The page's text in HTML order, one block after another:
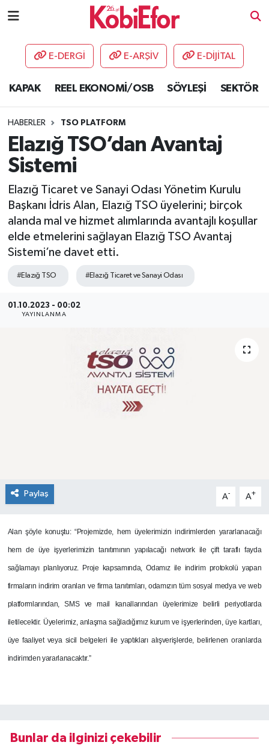
E-DERGİ E-ARŞİV E-DİJİTAL
KAPAK REEL EKONOMİ/OSB SÖYLEŞİ SEKTÖR
HABERLER TSO PLATFORM
Elazığ TSO’dan Avantaj
Sistemi
Elazığ Ticaret ve Sanayi Odası Yönetim Kurulu
Başkanı İdris Alan, Elazığ TSO üyelerini; birçok
alanda mal ve hizmet alımlarında avantajlı koşullar
elde etmelerini sağlayan Elazığ TSO Avantaj
Sistemi’ne davet etti.
#Elazığ TSO #Elazığ Ticaret ve Sanayi Odası
01.10.2023 - 00:02
YAYINLANMA
Paylaş A- A+
Alan şöyle konuştu: “Projemizde, hem üyelerimizin indirimlerden yararlanacağı
hem de üye işyerlerimizin tanıtımının yapılacağı network ile çift taraflı fayda
sağlamayı planlıyoruz. Proje kapsamında, Odamız ile indirim protokolü yapan
firmaların indirim oranları ve firma tanıtımları, odamızın tüm sosyal medya ve web
platformlarından, SMS ve mail kanallarından üyelerimize belirli periyotlarda
iletilecektir. Üyelerimiz, anlaşma sağladığımız kurum ve işyerlerinden, üye kartları,
üye faaliyet veya sicil belgeleri ile yaptıkları alışverişlerde, belirlenen oranlarda
indirimden yararlanacaktır.”
Bunlar da ilginizi çekebilir
AKADEMİ
DESTEK-TEŞVİK
ETKİNLİK
GÜNCEL
HABERLER
KAPAK